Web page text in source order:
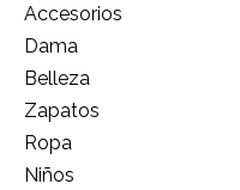
Accesorios
Dama
Belleza
Zapatos
Ropa
Niños